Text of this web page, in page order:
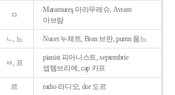
ㅁ
Maramureş 마라무레슈, Avram
아브람
ㄴ, 느 Nucet 누체트, Bran 브란, pumn 품느
ㅂ, 프
pianist 피아니스트, septembrie
셉템브리에, cap 카프
르 radio 라디오, dor 도르